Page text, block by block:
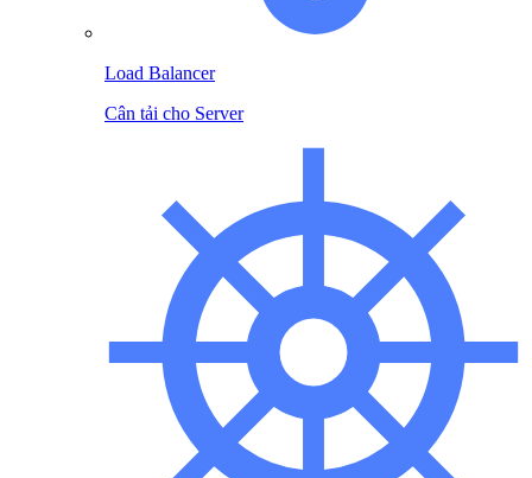
Load Balancer
Cân tải cho Server